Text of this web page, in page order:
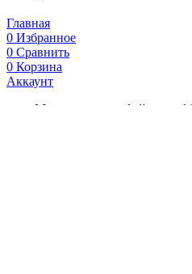
Главная
0 Избранное
0 Сравнить
0 Корзина
Аккаунт
Мы используем файлы